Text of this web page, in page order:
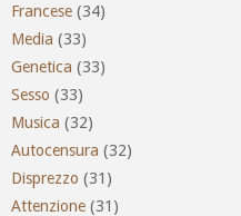
Francese (34)
Media (33)
Genetica (33)
Sesso (33)
Musica (32)
Autocensura (32)
Disprezzo (31)
Attenzione (31)